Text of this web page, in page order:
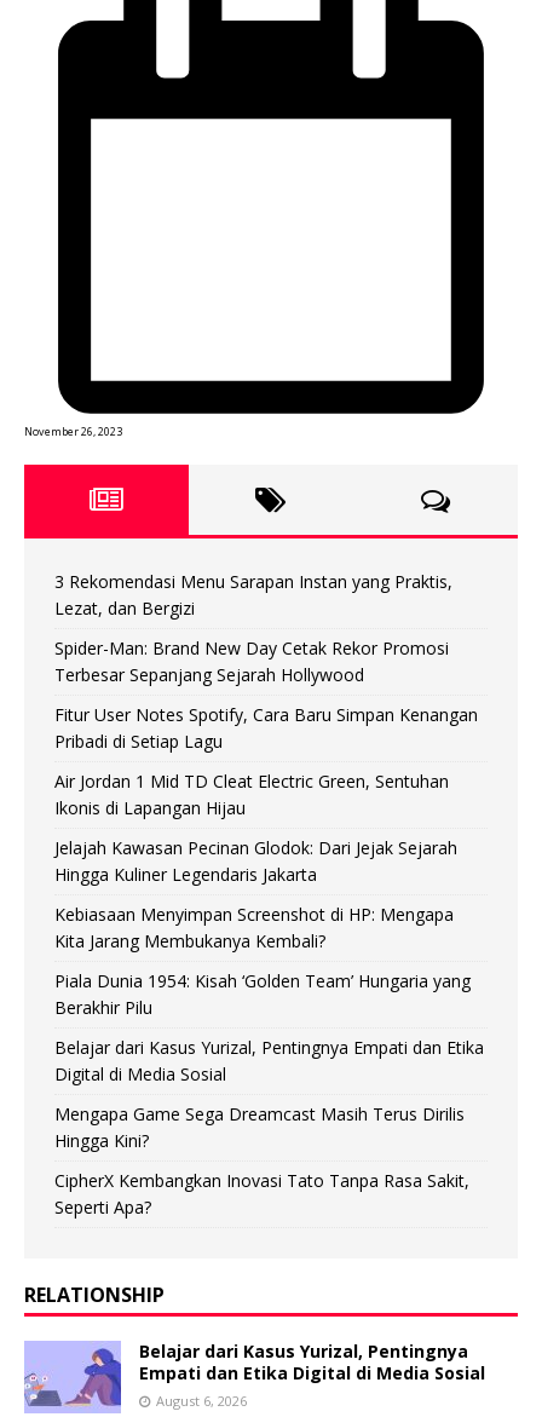
November 26, 2023
3 Rekomendasi Menu Sarapan Instan yang Praktis,
Lezat, dan Bergizi
Spider-Man: Brand New Day Cetak Rekor Promosi
Terbesar Sepanjang Sejarah Hollywood
Fitur User Notes Spotify, Cara Baru Simpan Kenangan
Pribadi di Setiap Lagu
Air Jordan 1 Mid TD Cleat Electric Green, Sentuhan
Ikonis di Lapangan Hijau
Jelajah Kawasan Pecinan Glodok: Dari Jejak Sejarah
Hingga Kuliner Legendaris Jakarta
Kebiasaan Menyimpan Screenshot di HP: Mengapa
Kita Jarang Membukanya Kembali?
Piala Dunia 1954: Kisah ‘Golden Team’ Hungaria yang
Berakhir Pilu
Belajar dari Kasus Yurizal, Pentingnya Empati dan Etika
Digital di Media Sosial
Mengapa Game Sega Dreamcast Masih Terus Dirilis
Hingga Kini?
CipherX Kembangkan Inovasi Tato Tanpa Rasa Sakit,
Seperti Apa?
RELATIONSHIP
Belajar dari Kasus Yurizal, Pentingnya
Empati dan Etika Digital di Media Sosial
August 6, 2026